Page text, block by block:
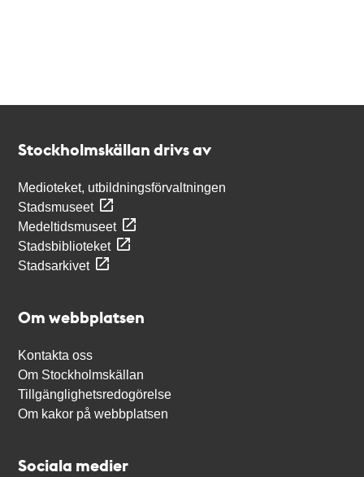
Stockholmskällan drivs av
Medioteket, utbildningsförvaltningen
Stadsmuseet
Medeltidsmuseet
Stadsbiblioteket
Stadsarkivet
Om webbplatsen
Kontakta oss
Om Stockholmskällan
Tillgänglighetsredogörelse
Om kakor på webbplatsen
Sociala medier